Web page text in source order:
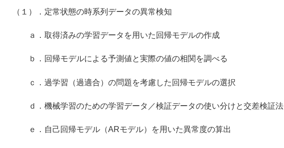
（１）．定常状態の時系列データの異常検知
ａ．取得済みの学習データを用いた回帰モデルの作成
ｂ．回帰モデルによる予測値と実際の値の相関を調べる
ｃ．過学習（過適合）の問題を考慮した回帰モデルの選択
ｄ．機械学習のための学習データ／検証データの使い分けと交差検証法
ｅ．自己回帰モデル（ARモデル）を用いた異常度の算出